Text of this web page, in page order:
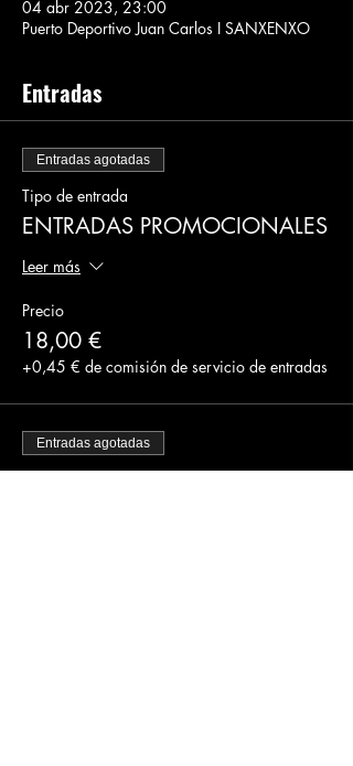
04 abr 2023, 23:00
Puerto Deportivo Juan Carlos I SANXENXO
Entradas
Entradas agotadas
Tipo de entrada
ENTRADAS PROMOCIONALES
Leer más
Precio
18,00 €
+0,45 € de comisión de servicio de entradas
Entradas agotadas